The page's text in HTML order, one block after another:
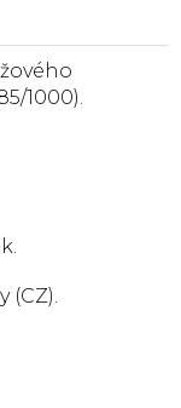
1000).
(CZ).